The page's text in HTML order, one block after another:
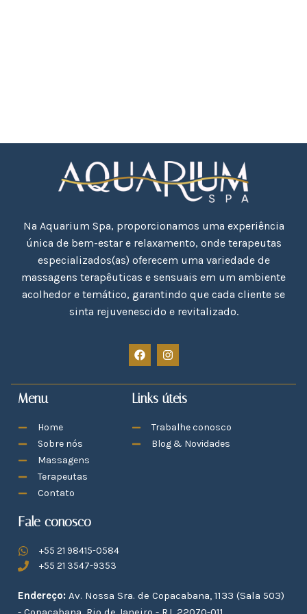
Na Aquarium Spa, proporcionamos uma experiência
única de bem-estar e relaxamento, onde terapeutas
especializados(as) oferecem uma variedade de
massagens terapêuticas e sensuais em um ambiente
acolhedor e temático, garantindo que cada cliente se
sinta rejuvenescido e revitalizado.
Menu
Home
Sobre nós
Massagens
Terapeutas
Contato
Links úteis
Trabalhe conosco
Blog & Novidades
Fale conosco
+55 21 98415-0584
+55 21 3547-9353
Endereço: Av. Nossa Sra. de Copacabana, 1133 (Sala 503)